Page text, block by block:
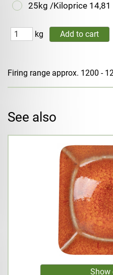
25kg /Kiloprice 14,81
kg
Firing range approx. 1200 -
See also